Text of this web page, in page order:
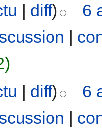
| diff)
6
|
| diff)
6
|